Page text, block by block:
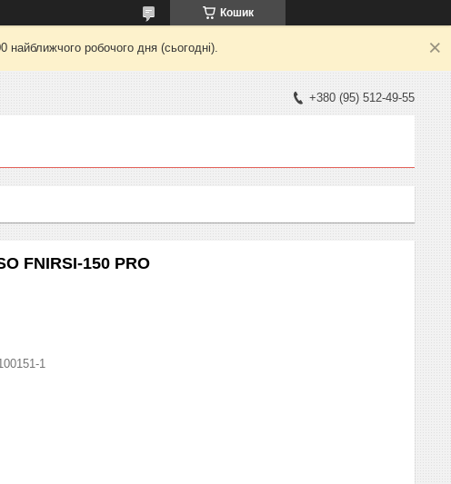
Кошик
найближчого робочого дня (сьогодні).
+380 (95) 512-49-55
FNIRSI-150 PRO
1